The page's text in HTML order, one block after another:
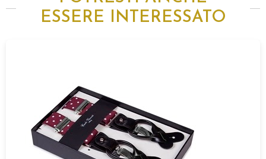
ESSERE INTERESSATO